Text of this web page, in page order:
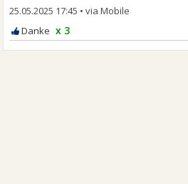
25.05.2025 17:45 •
x 3